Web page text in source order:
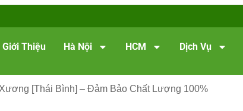
Giới Thiệu Hà Nội HCM Dịch Vụ
[Thái Bình] – Đảm Bảo Chất Lượng 100%